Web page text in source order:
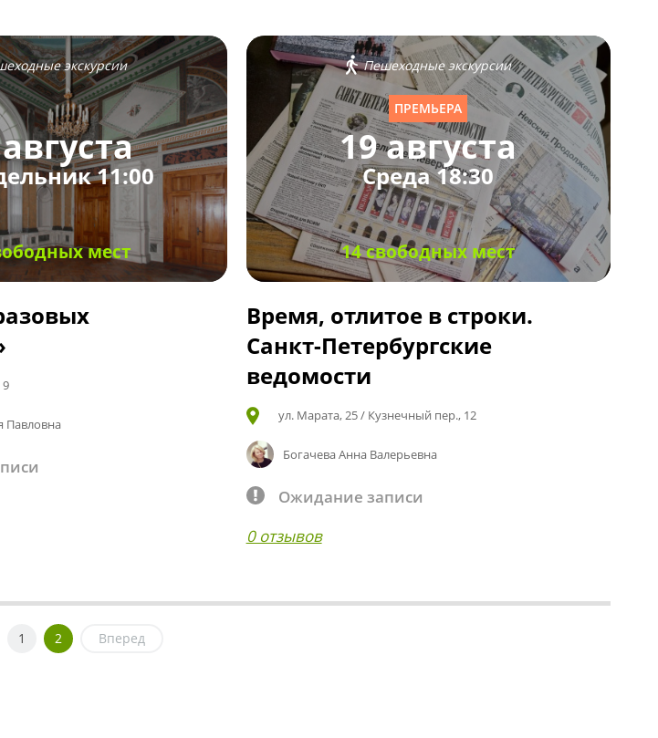
экскурсии
11:00
мест
Павловна
Пешеходные экскурсии
ПРЕМЬЕРА
19 августа
Среда 18:30
14 свободных мест
Время, отлитое в строки.
Санкт-Петербургские
ведомости
ул. Марата, 25 / Кузнечный пер., 12
Богачева Анна Валерьевна
Ожидание записи
0 отзывов
1 2 Вперед